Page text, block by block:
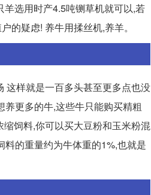
选用时产4.5吨铡草机就可以,若
的疑虑! 养牛用揉丝机,养羊。
这样就是一百多头甚至更多点也没
更多的牛,这些牛只能购买精粗
饲料,你可以买大豆粉和玉米粉混
的重量约为牛体重的1%,也就是